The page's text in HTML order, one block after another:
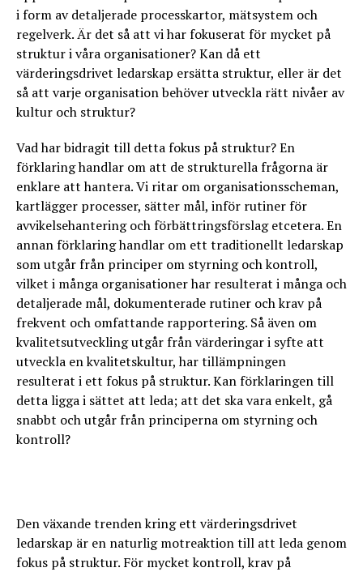
i form av detaljerade processkartor, mätsystem och
regelverk. Är det så att vi har fokuserat för mycket på
struktur i våra organisationer? Kan då ett
värderingsdrivet ledarskap ersätta struktur, eller är det
så att varje organisation behöver utveckla rätt nivåer av
kultur och struktur?
Vad har bidragit till detta fokus på struktur? En
förklaring handlar om att de strukturella frågorna är
enklare att hantera. Vi ritar om organisationsscheman,
kartlägger processer, sätter mål, inför rutiner för
avvikelsehantering och förbättringsförslag etcetera. En
annan förklaring handlar om ett traditionellt ledarskap
som utgår från principer om styrning och kontroll,
vilket i många organisationer har resulterat i många och
detaljerade mål, dokumenterade rutiner och krav på
frekvent och omfattande rapportering. Så även om
kvalitetsutveckling utgår från värderingar i syfte att
utveckla en kvalitetskultur, har tillämpningen
resulterat i ett fokus på struktur. Kan förklaringen till
detta ligga i sättet att leda; att det ska vara enkelt, gå
snabbt och utgår från principerna om styrning och
kontroll?
Den växande trenden kring ett värderingsdrivet
ledarskap är en naturlig motreaktion till att leda genom
fokus på struktur. För mycket kontroll, krav på